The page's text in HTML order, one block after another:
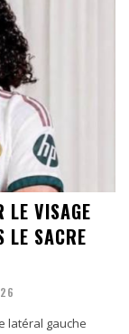
LE VISAGE
LE SACRE
latéral gauche